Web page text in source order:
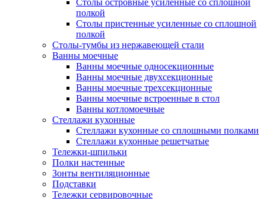
Столы островные усиленные со сплошной
полкой
Столы пристенные усиленные со сплошной
полкой
Столы-тумбы из нержавеющей стали
Ванны моечные
Ванны моечные односекционные
Ванны моечные двухсекционные
Ванны моечные трехсекционные
Ванны моечные встроенные в стол
Ванны котломоечные
Стеллажи кухонные
Стеллажи кухонные со сплошными полками
Стеллажи кухонные решетчатые
Тележки-шпильки
Полки настенные
Зонты вентиляционные
Подставки
Тележки сервировочные